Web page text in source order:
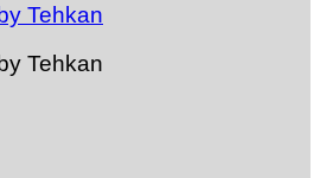
Tehkan
Tehkan